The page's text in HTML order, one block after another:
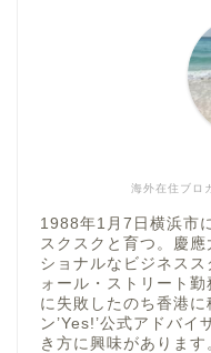
海外在住ブロ
1988年1月7日横浜市
スクスクと育つ。慶
ショナルなビジネス
ォール・ストリート
に失敗したのち香港
ン’Yes!’公式アドバ
き方に興味があります